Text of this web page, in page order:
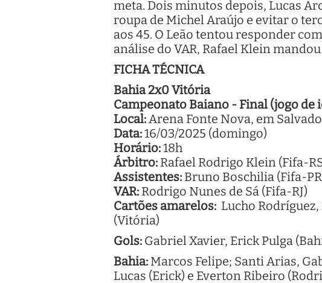
meta. Dois minutos depois, Lucas
roupa de Michel Araújo e evitar o
aos 45. O Leão tentou responder
análise do VAR, Rafael Klein
FICHA TÉCNICA
Bahia 2x0 Vitória
Campeonato Baiano - Final (jogo de
Local:Arena Fonte Nova, em
Data:16/03/2025 (domingo)
Horário:18h
Árbitro: Rafael Rodrigo Klein (Fifa-
Assistentes: Bruno Boschilia (Fifa-
VAR: Rodrigo Nunes de Sá (Fifa-RJ)
Cartões amarelos: Lucho
(Vitória)
Gols: Gabriel Xavier, Erick Pulga
Bahia: Marcos Felipe; Santi Arias,
Lucas (Erick) e Everton Ribeiro